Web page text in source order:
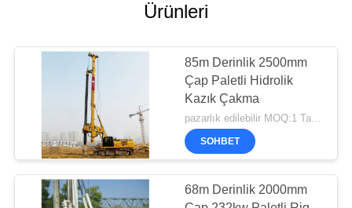
Ürünleri
85m Derinlik 2500mm
Çap Paletli Hidrolik
Kazık Çakma
pazarlık edilebilir MOQ:1 Takım
SOHBET
68m Derinlik 2000mm